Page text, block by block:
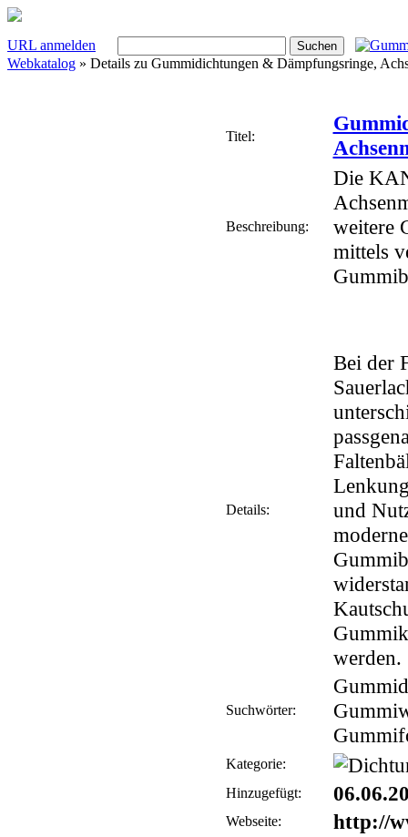
URL anmelden
Webkatalog » Details zu Gummidichtungen & Dämpfungsringe,
Titel:
Beschreibung:
Die
weitere
mittels
Details:
Bei der
und
werden.
Suchwörter:
Kategorie:
Hinzugefügt:
Webseite: http://